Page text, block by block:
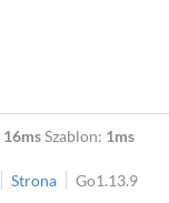
16msSzablon: 1ms
Strona Go1.13.9